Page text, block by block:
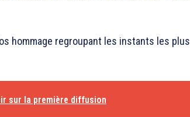
hommage regroupant les instants les plus
sur la première diffusion